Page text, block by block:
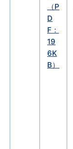
（P
D
F：
19
6K
B）